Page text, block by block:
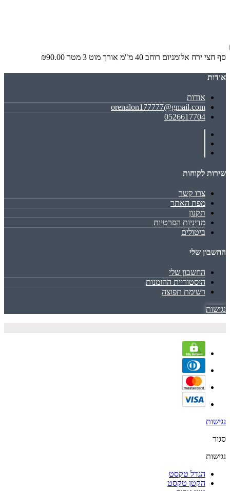
סף חצי ירח אלומניום רוחב 40 מ"מ אורך מוט 3 מטר ₪90.00
אודות
אודות
orenalon177777@gmail.com
0526617704
שירות לקוחות
צרו קשר
מפת האתר
תקנון
מדיניות הפרטיות
ביטולים
החשבון שלי
החשבון שלי
היסטוריית ההזמנות
רשימת תפוצה
נגישות
נגישות
סגור
נגישות
הגדל טקסט
הקטן טקסט